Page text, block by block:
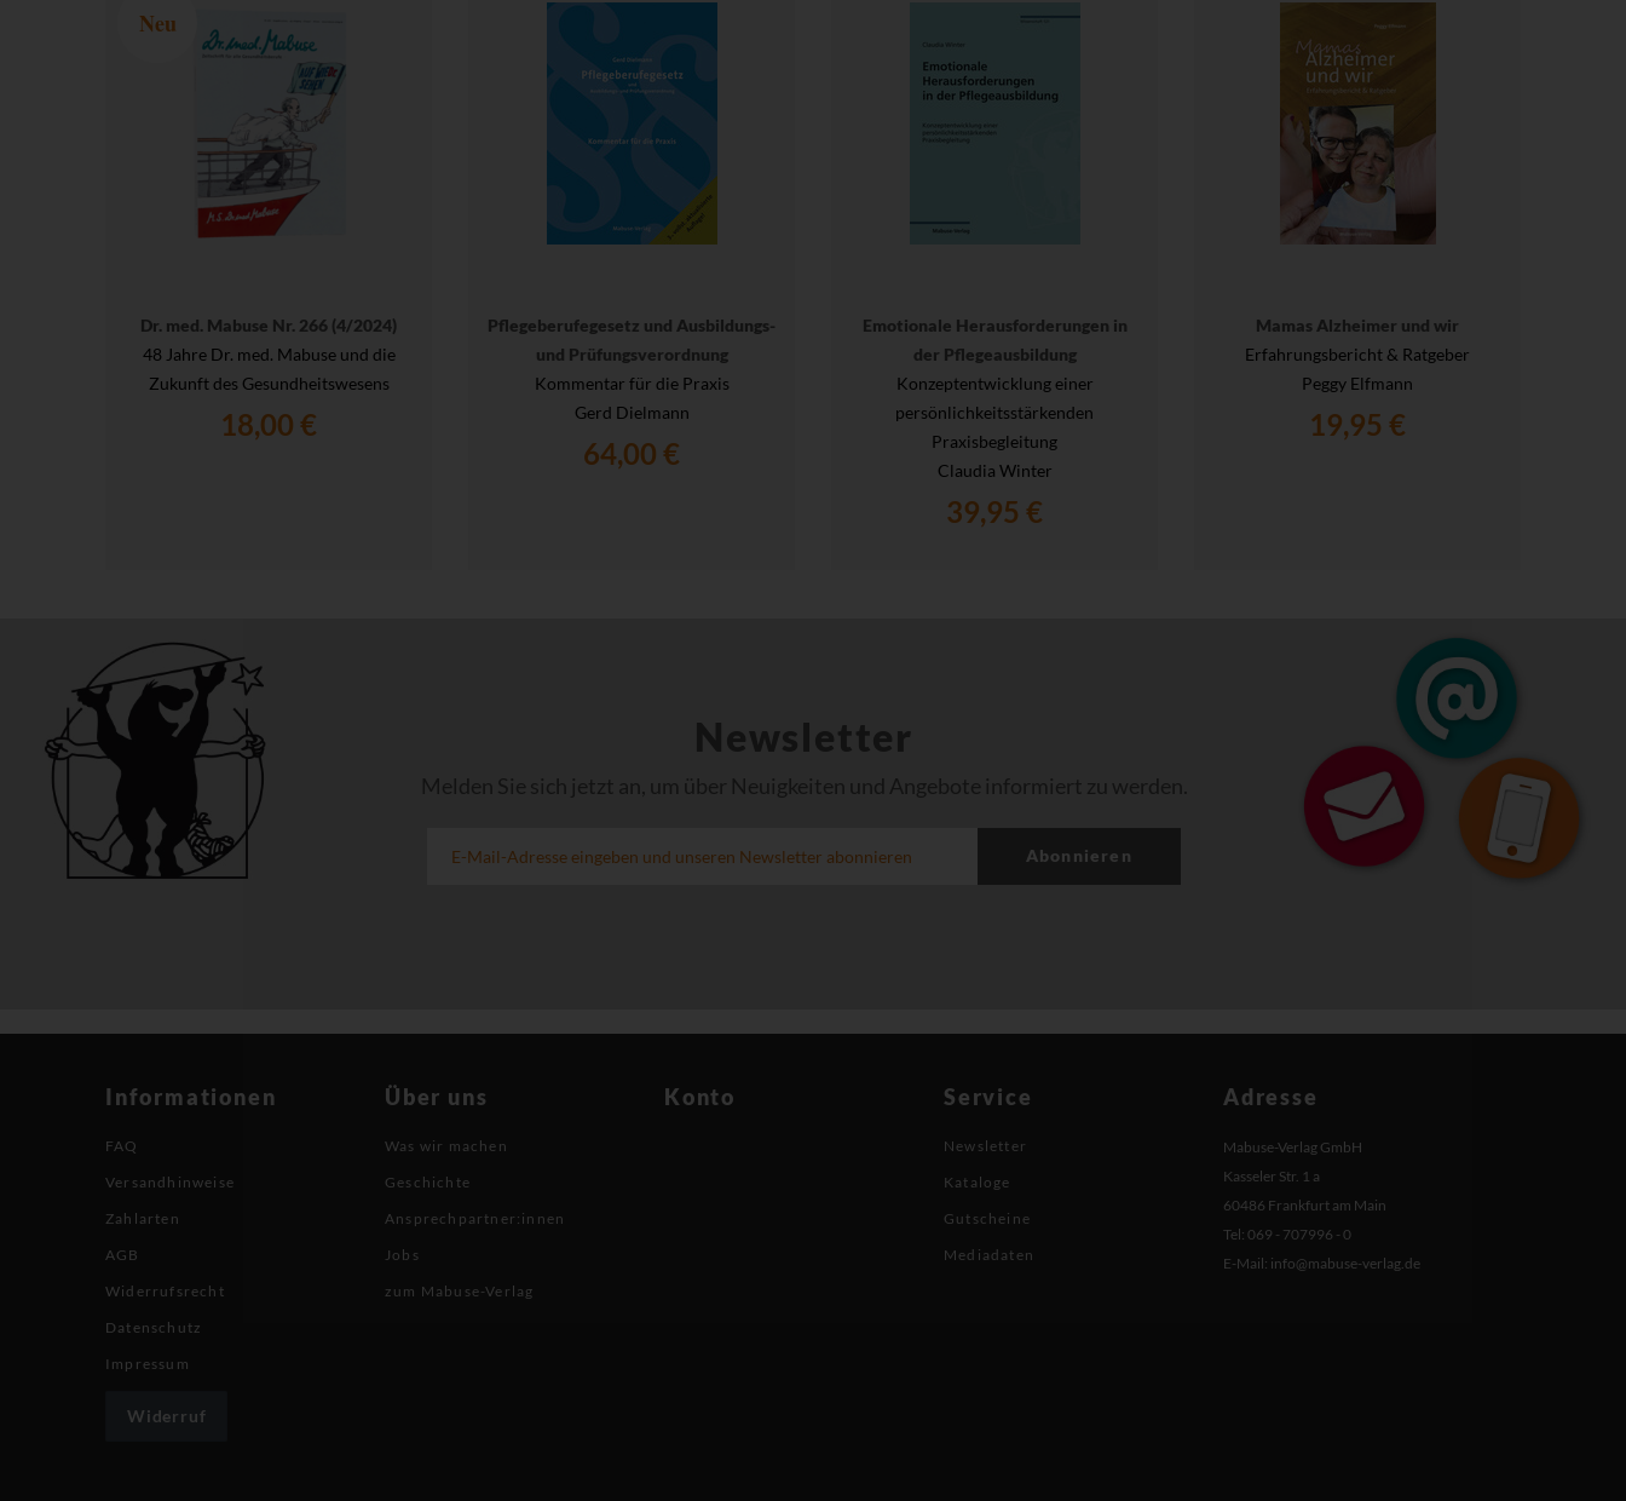
Neu
Dr. med. Mabuse Nr. 266 (4/2024)
48 Jahre Dr. med. Mabuse und die
Zukunft des Gesundheitswesens
18,00 €
Pflegeberufegesetz und Ausbildungs-
und Prüfungsverordnung
Kommentar für die Praxis
Gerd Dielmann
64,00 €
Emotionale Herausforderungen in
der Pflegeausbildung
Konzeptentwicklung einer
persönlichkeitsstärkenden
Praxisbegleitung
Claudia Winter
39,95 €
Mamas Alzheimer und wir
Erfahrungsbericht & Ratgeber
Peggy Elfmann
19,95 €
Newsletter
Melden Sie sich jetzt an, um über Neuigkeiten und Angebote informiert zu werden.
Abonnieren
Informationen
FAQ
Versandhinweise
Zahlarten
AGB
Widerrufsrecht
Datenschutz
Impressum
Widerruf
Über uns
Was wir machen
Geschichte
Ansprechpartner:innen
Jobs
zum Mabuse-Verlag
Konto Service
Newsletter
Kataloge
Gutscheine
Mediadaten
Adresse
Mabuse-Verlag GmbH
Kasseler Str. 1 a
60486 Frankfurt am Main
Tel: 069 - 707996 - 0
E-Mail: info@mabuse-verlag.de